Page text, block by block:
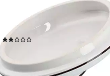
ZELLER PRESENT
Vorratsdose Potatoes, Keramik, (1-
tlg), Eleganter Landhausstil
-35%
lieferbar - in 3-4 Werktagen bei dir